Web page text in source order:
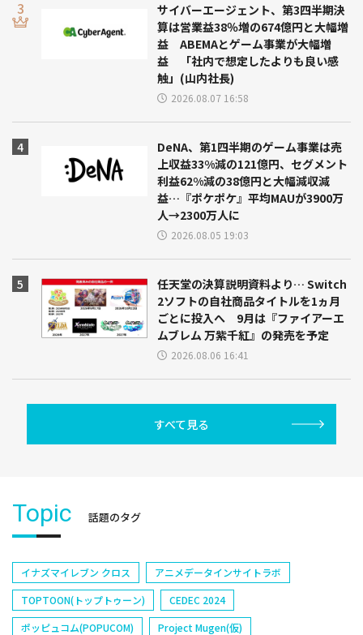
サイバーエージェント、第3四半期決
算は営業益38％増の674億円と大幅増
益 ABEMAとゲーム事業が大幅増
益 「社内で想定したよりも良い感
触」(山内社長)
2026.08.07 16:58
DeNA、第1四半期のゲーム事業は売
上収益33%減の121億円、セグメント
利益62%減の38億円と大幅減収減
益…『ポケポケ』平均MAUが3900万
人→2300万人に
2026.08.05 19:03
任天堂の決算説明資料より… Switch
2ソフトの自社商品タイトルを1ヵ月
ごとに投入へ 9月は『ファイアーエ
ムブレム 万紫千紅』の発売を予定
2026.08.06 16:41
すべて見る
Topic 話題のタグ
イナズマイレブン クロス
アニメデータインサイトラボ
TOPTOON(トップトゥーン)
CEDEC 2024
ポッピュコム(POPUCOM)
Project Mugen(仮)